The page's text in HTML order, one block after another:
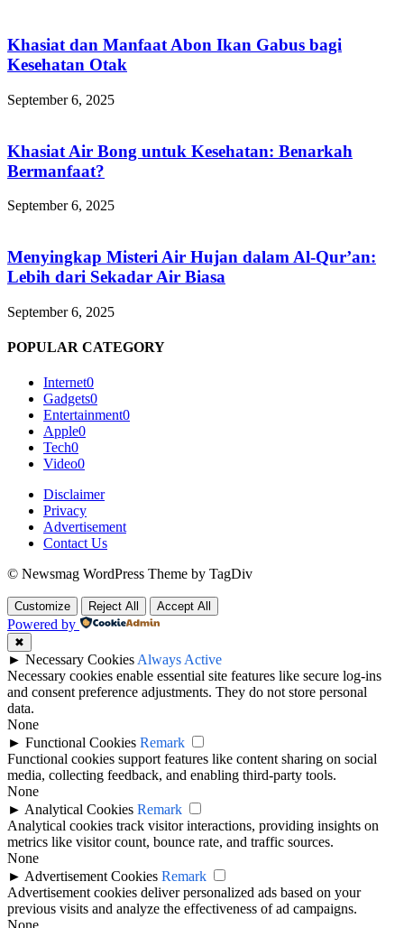
Khasiat dan Manfaat Abon Ikan Gabus bagi
Kesehatan Otak
September 6, 2025
Khasiat Air Bong untuk Kesehatan: Benarkah
Bermanfaat?
September 6, 2025
Menyingkap Misteri Air Hujan dalam Al-Qur’an:
Lebih dari Sekadar Air Biasa
September 6, 2025
POPULAR CATEGORY
Internet0
Gadgets0
Entertainment0
Apple0
Tech0
Video0
Disclaimer
Privacy
Advertisement
Contact Us
© Newsmag WordPress Theme by TagDiv
Customize Reject All Accept All
Powered by
✖
► Necessary Cookies Always Active
Necessary cookies enable essential site features like secure log-ins
and consent preference adjustments. They do not store personal
data.
None
► Functional Cookies Remark
Functional cookies support features like content sharing on social
media, collecting feedback, and enabling third-party tools.
None
► Analytical Cookies Remark
Analytical cookies track visitor interactions, providing insights on
metrics like visitor count, bounce rate, and traffic sources.
None
► Advertisement Cookies Remark
Advertisement cookies deliver personalized ads based on your
previous visits and analyze the effectiveness of ad campaigns.